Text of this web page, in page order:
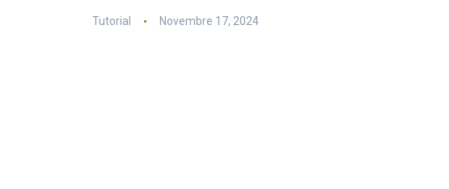
Tutorial Novembre 17, 2024